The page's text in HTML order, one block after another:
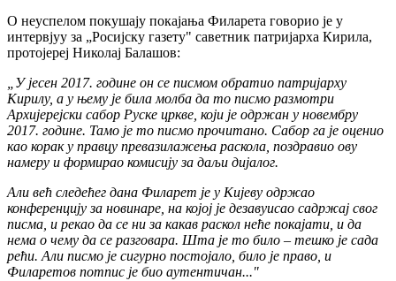
О неуспелом покушају покајања Филарета говорио је у
интервјуу за „Росијску газету" саветник патријарха Кирила,
протојереј Николај Балашов:
„У јесен 2017. године он се писмом обратио патријарху
Кирилу, а у њему је била молба да то писмо размотри
Архијерејски сабор Руске цркве, који је одржан у новембру
2017. године. Тамо је то писмо прочитано. Сабор га је оценио
као корак у правцу превазилажења раскола, поздравио ову
намеру и формирао комисију за даљи дијалог.
Али већ следећег дана Филарет је у Кијеву одржао
конференцију за новинаре, на којој је дезавуисао садржај свог
писма, и рекао да се ни за какав раскол неће покајати, и да
нема о чему да се разговара. Шта је то било – тешко је сада
рећи. Али писмо је сигурно постојало, било је право, и
Филаретов потпис је био аутентичан..."